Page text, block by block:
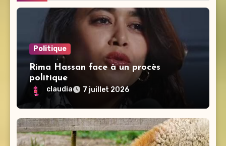
Politique
Rima Hassan face à un procès
politique
claudia 7 juillet 2026